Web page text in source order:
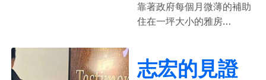
靠著政府每個月微薄的補助
住在一坪大小的雅房…
志宏的見證